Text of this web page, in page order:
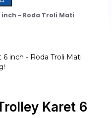
- Roda Troli Mati
Karet 6